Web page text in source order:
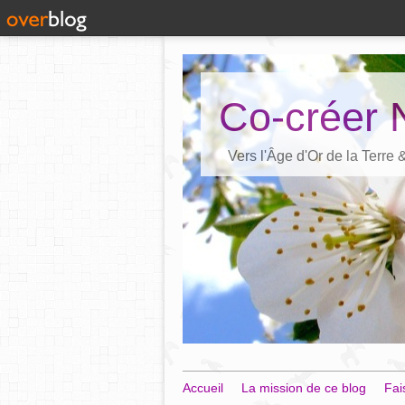
Co-créer
Vers l'Âge d'Or de la Terre
Accueil La mission de ce blog